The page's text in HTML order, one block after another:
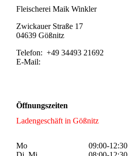
Fleischerei Maik Winkler
Zwickauer Straße 17
04639 Gößnitz
Telefon: +49 34493 21692
E-Mail:
Öffnungszeiten
Ladengeschäft in Gößnitz
Mo
09:00-12:30